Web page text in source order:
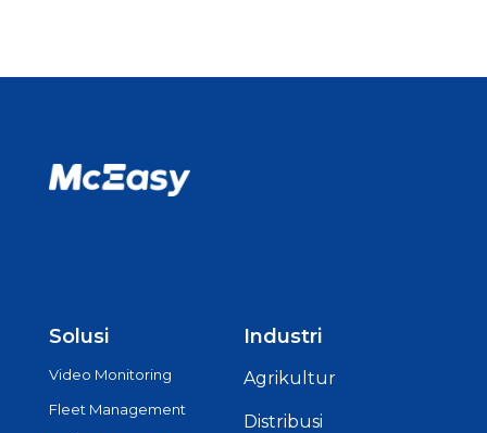
Solusi
Video Monitoring
Fleet Management
Industri
Agrikultur
Distribusi